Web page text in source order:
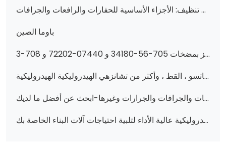
تعزيز الأداء مع تروس هيدروليكية عالية الجودة ومضخات تنظيف: الأجزاء الأساسية للحفارات والرافعات والجرافات (بما في ذلك 705-24-29090 و 3P7958 و 241-8693 والمزيد)
باوما الصين
عزّز أداء أجهزتك بمضخات هيدروليكية ممتازة-تتميز بمضخات 705-56-34180 و 07440-72202 و 708-3S-04541 وغيرها!
فتح الأداء: مضخات والعتاد الهيدروليكية عالية الجودة وقطع الغيار لكوماتسو ، القط ، وأكثر من تشانزهي الهيدروليكية الهيدروليكية
مضخات هيدروليكية عالية الأداء ومضخات تروس للرافعات والجرافات والجرارات وغيرها-ابحث عن أفضل ما لديك!
مضخات تروس هيدروليكية عالية الأداء لتلبية احتياجات آلات البناء الخاصة بك